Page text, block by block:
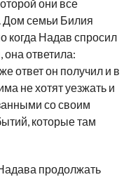
они все
Дом семьи Билия
когда Надав спросил
она ответила:
ответ он получил и в
не хотят уезжать и
со своим
которые там
продолжать